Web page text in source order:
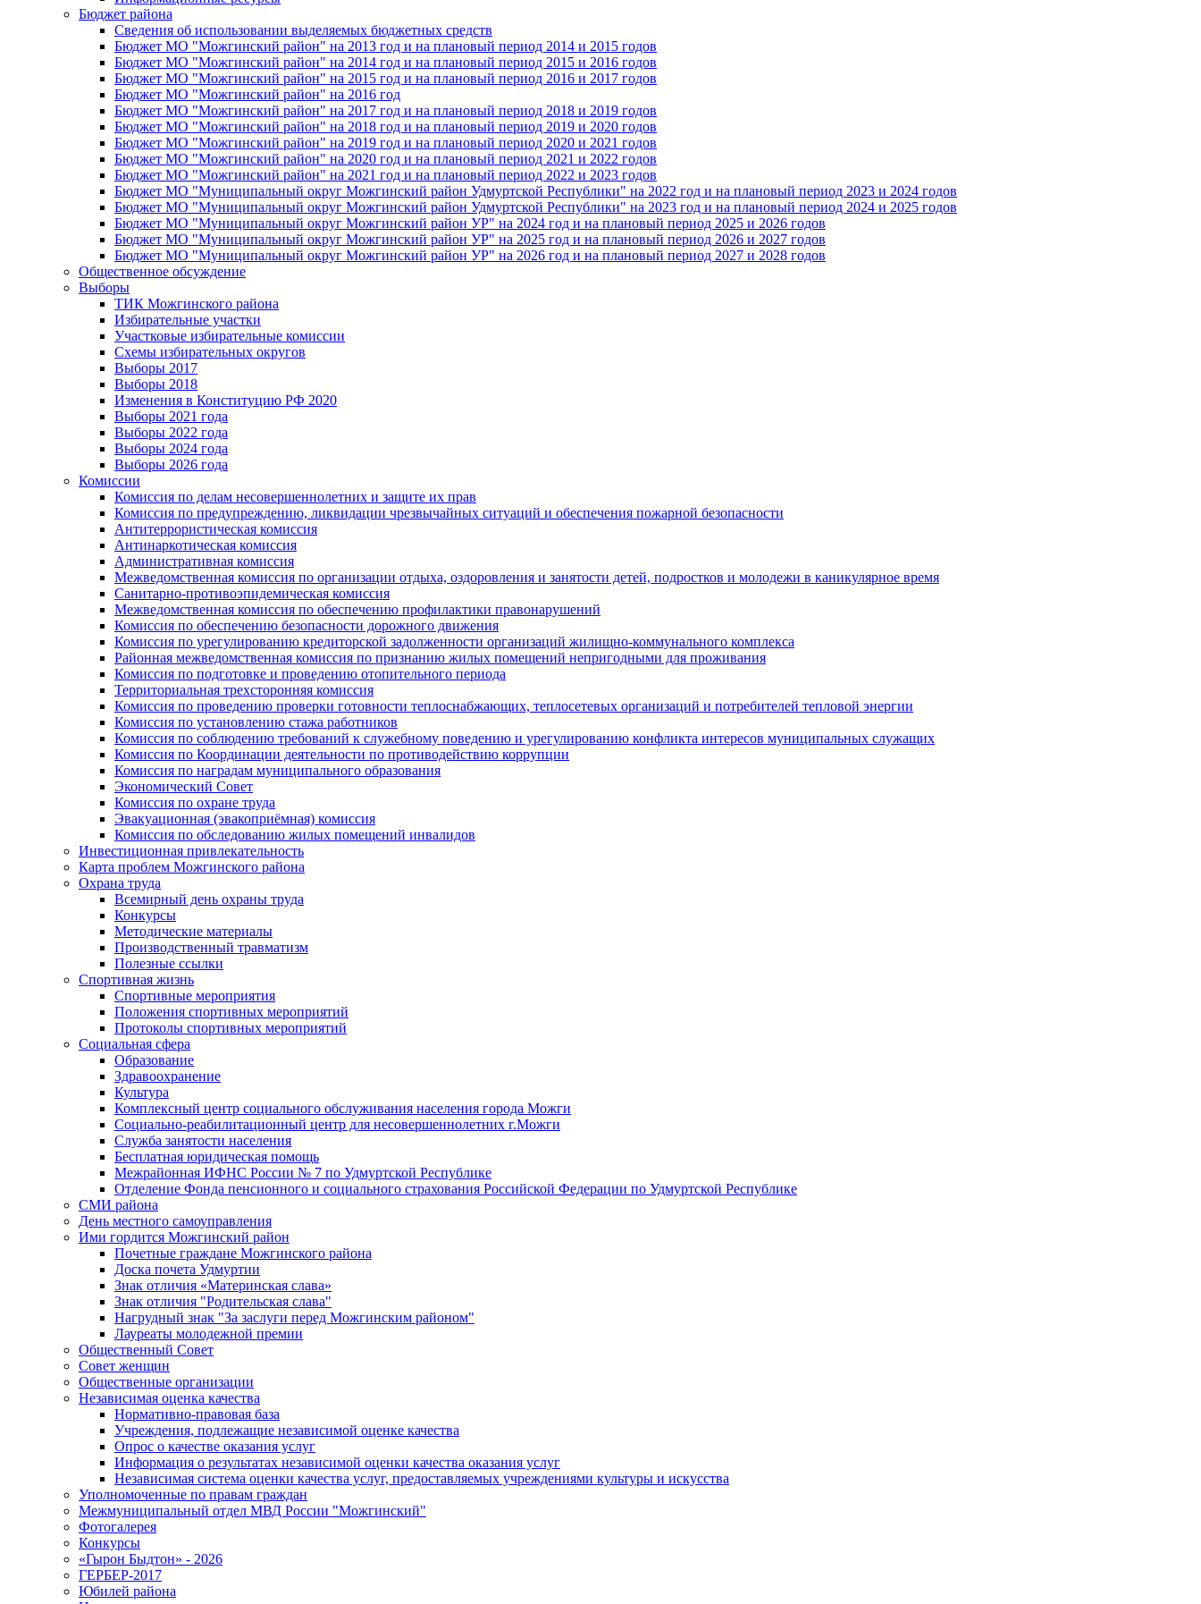
Бюджет района
Сведения об использовании выделяемых бюджетных средств
Бюджет МО "Можгинский район" на 2013 год и на плановый период 2014 и 2015 годов
Бюджет МО "Можгинский район" на 2014 год и на плановый период 2015 и 2016 годов
Бюджет МО "Можгинский район" на 2015 год и на плановый период 2016 и 2017 годов
Бюджет МО "Можгинский район" на 2016 год
Бюджет МО "Можгинский район" на 2017 год и на плановый период 2018 и 2019 годов
Бюджет МО "Можгинский район" на 2018 год и на плановый период 2019 и 2020 годов
Бюджет МО "Можгинский район" на 2019 год и на плановый период 2020 и 2021 годов
Бюджет МО "Можгинский район" на 2020 год и на плановый период 2021 и 2022 годов
Бюджет МО "Можгинский район" на 2021 год и на плановый период 2022 и 2023 годов
Бюджет МО "Муниципальный округ Можгинский район Удмуртской Республики" на 2022 год и на плановый период 2023 и 2024 годов
Бюджет МО "Муниципальный округ Можгинский район Удмуртской Республики" на 2023 год и на плановый период 2024 и 2025 годов
Бюджет МО "Муниципальный округ Можгинский район УР" на 2024 год и на плановый период 2025 и 2026 годов
Бюджет МО "Муниципальный округ Можгинский район УР" на 2025 год и на плановый период 2026 и 2027 годов
Бюджет МО "Муниципальный округ Можгинский район УР" на 2026 год и на плановый период 2027 и 2028 годов
Общественное обсуждение
Выборы
ТИК Можгинского района
Избирательные участки
Участковые избирательные комиссии
Схемы избирательных округов
Выборы 2017
Выборы 2018
Изменения в Конституцию РФ 2020
Выборы 2021 года
Выборы 2022 года
Выборы 2024 года
Выборы 2026 года
Комиссии
Комиссия по делам несовершеннолетних и защите их прав
Комиссия по предупреждению, ликвидации чрезвычайных ситуаций и обеспечения пожарной безопасности
Антитеррористическая комиссия
Антинаркотическая комиссия
Административная комиссия
Межведомственная комиссия по организации отдыха, оздоровления и занятости детей, подростков и молодежи в каникулярное время
Санитарно-противоэпидемическая комиссия
Межведомственная комиссия по обеспечению профилактики правонарушений
Комиссия по обеспечению безопасности дорожного движения
Комиссия по урегулированию кредиторской задолженности организаций жилищно-коммунального комплекса
Районная межведомственная комиссия по признанию жилых помещений непригодными для проживания
Комиссия по подготовке и проведению отопительного периода
Территориальная трехсторонняя комиссия
Комиссия по проведению проверки готовности теплоснабжающих, теплосетевых организаций и потребителей тепловой энергии
Комиссия по установлению стажа работников
Комиссия по соблюдению требований к служебному поведению и урегулированию конфликта интересов муниципальных служащих
Комиссия по Координации деятельности по противодействию коррупции
Комиссия по наградам муниципального образования
Экономический Совет
Комиссия по охране труда
Эвакуационная (эвакоприёмная) комиссия
Комиссия по обследованию жилых помещений инвалидов
Инвестиционная привлекательность
Карта проблем Можгинского района
Охрана труда
Всемирный день охраны труда
Конкурсы
Методические материалы
Производственный травматизм
Полезные ссылки
Спортивная жизнь
Спортивные мероприятия
Положения спортивных мероприятий
Протоколы спортивных мероприятий
Социальная сфера
Образование
Здравоохранение
Культура
Комплексный центр социального обслуживания населения города Можги
Социально-реабилитационный центр для несовершеннолетних г.Можги
Служба занятости населения
Бесплатная юридическая помощь
Межрайонная ИФНС России № 7 по Удмуртской Республике
Отделение Фонда пенсионного и социального страхования Российской Федерации по Удмуртской Республике
СМИ района
День местного самоуправления
Ими гордится Можгинский район
Почетные граждане Можгинского района
Доска почета Удмуртии
Знак отличия «Материнская слава»
Знак отличия "Родительская слава"
Нагрудный знак "За заслуги перед Можгинским районом"
Лауреаты молодежной премии
Общественный Совет
Совет женщин
Общественные организации
Независимая оценка качества
Нормативно-правовая база
Учреждения, подлежащие независимой оценке качества
Опрос о качестве оказания услуг
Информация о результатах независимой оценки качества оказания услуг
Независимая система оценки качества услуг, предоставляемых учреждениями культуры и искусства
Уполномоченные по правам граждан
Межмуниципальный отдел МВД России "Можгинский"
Фотогалерея
Конкурсы
«Гырон Быдтон» - 2026
ГЕРБЕР-2017
Юбилей района